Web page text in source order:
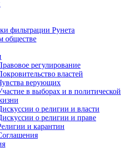
фильтрации Рунета
обществе
регулирование
властей
верующих
в выборах и в политической
о религии и власти
о религии и праве
и карантин